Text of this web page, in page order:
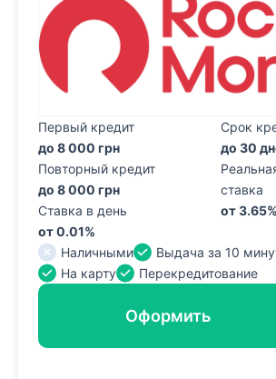
Первый кредит
до 8 000 грн
Повторный кредит
до 8 000 грн
Ставка в день
от 0.01%
Срок
до 30
ставка
от
Наличными
Выдача за 10
На карту
Перекредитование
Оформить